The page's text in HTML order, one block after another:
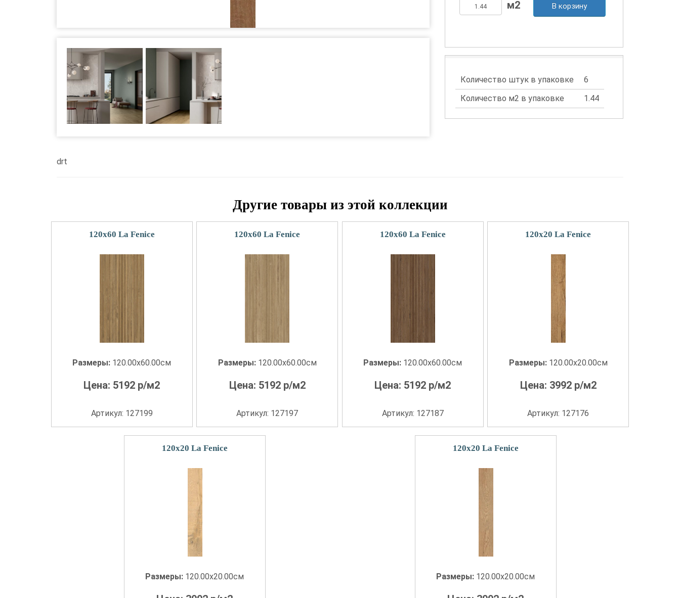
В корзину
Количество штук в упаковке
6
Количество м2 в упаковке
1.44
drt
Другие товары из этой коллекции
120x60 La Fenice
Размеры: 120.00x60.00см
Цена: 5192 р/м2
Артикул: 127199
120x60 La Fenice
Размеры: 120.00x60.00см
Цена: 5192р/м2
Артикул: 127197
120x60 La Fenice
Размеры: 120.00x60.00см
Цена: 5192 р/м2
Артикул: 127187
120x20 La Fenice
Размеры: 120.00x20.00см
Цена: 3992р/м2
Артикул: 127176
120x20 La Fenice
Размеры: 120.00x20.00см
120x20 La Fenice
Размеры: 120.00x20.00см